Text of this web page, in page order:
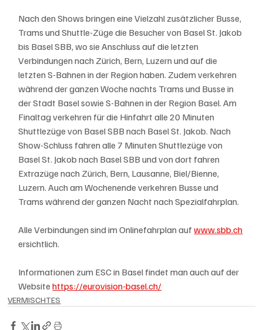
Nach den Shows bringen eine Vielzahl zusätzlicher Busse,
Trams und Shuttle-Züge die Besucher von Basel St. Jakob
bis Basel SBB, wo sie Anschluss auf die letzten
Verbindungen nach Zürich, Bern, Luzern und auf die
letzten S-Bahnen in der Region haben. Zudem verkehren
während der ganzen Woche nachts Trams und Busse in
der Stadt Basel sowie S-Bahnen in der Region Basel. Am
Finaltag verkehren für die Hinfahrt alle 20 Minuten
Shuttlezüge von Basel SBB nach Basel St. Jakob. Nach
Show-Schluss fahren alle 7 Minuten Shuttlezüge von
Basel St. Jakob nach Basel SBB und von dort fahren
Extrazüge nach Zürich, Bern, Lausanne, Biel/Bienne,
Luzern. Auch am Wochenende verkehren Busse und
Trams während der ganzen Nacht nach Spezialfahrplan.
Alle Verbindungen sind im Onlinefahrplan auf www.sbb.ch
ersichtlich.
Informationen zum ESC in Basel findet man auch auf der
Website https://eurovision-basel.ch/
VERMISCHTES